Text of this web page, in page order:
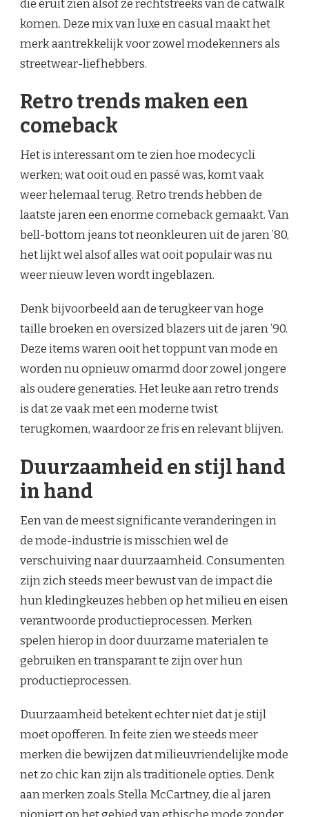
die eruit zien alsof ze rechtstreeks van de catwalk
komen. Deze mix van luxe en casual maakt het
merk aantrekkelijk voor zowel modekenners als
streetwear-liefhebbers.
Retro trends maken een
comeback
Het is interessant om te zien hoe modecycli
werken; wat ooit oud en passé was, komt vaak
weer helemaal terug. Retro trends hebben de
laatste jaren een enorme comeback gemaakt. Van
bell-bottom jeans tot neonkleuren uit de jaren ’80,
het lijkt wel alsof alles wat ooit populair was nu
weer nieuw leven wordt ingeblazen.
Denk bijvoorbeeld aan de terugkeer van hoge
taille broeken en oversized blazers uit de jaren ’90.
Deze items waren ooit het toppunt van mode en
worden nu opnieuw omarmd door zowel jongere
als oudere generaties. Het leuke aan retro trends
is dat ze vaak met een moderne twist
terugkomen, waardoor ze fris en relevant blijven.
Duurzaamheid en stijl hand
in hand
Een van de meest significante veranderingen in
de mode-industrie is misschien wel de
verschuiving naar duurzaamheid. Consumenten
zijn zich steeds meer bewust van de impact die
hun kledingkeuzes hebben op het milieu en eisen
verantwoorde productieprocessen. Merken
spelen hierop in door duurzame materialen te
gebruiken en transparant te zijn over hun
productieprocessen.
Duurzaamheid betekent echter niet dat je stijl
moet opofferen. In feite zien we steeds meer
merken die bewijzen dat milieuvriendelijke mode
net zo chic kan zijn als traditionele opties. Denk
aan merken zoals Stella McCartney, die al jaren